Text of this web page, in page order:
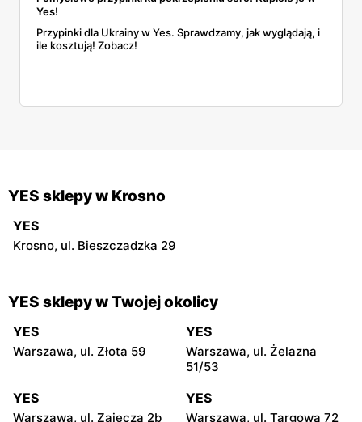
Yes!
Przypinki dla Ukrainy w Yes. Sprawdzamy, jak wyglądają, i
ile kosztują! Zobacz!
YES sklepy w Krosno
YES
Krosno, ul. Bieszczadzka 29
YES sklepy w Twojej okolicy
YES
Warszawa, ul. Złota 59
YES
Warszawa, ul. Żelazna
51/53
YES
Warszawa, ul. Zajęcza 2b
YES
Warszawa, ul. Targowa 72